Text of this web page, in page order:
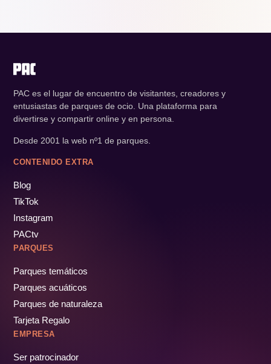
PAC es el lugar de encuentro de visitantes, creadores y
entusiastas de parques de ocio. Una plataforma para
divertirse y compartir online y en persona.
Desde 2001 la web nº1 de parques.
CONTENIDO EXTRA
Blog
TikTok
Instagram
PACtv
PARQUES
Parques temáticos
Parques acuáticos
Parques de naturaleza
Tarjeta Regalo
EMPRESA
Ser patrocinador